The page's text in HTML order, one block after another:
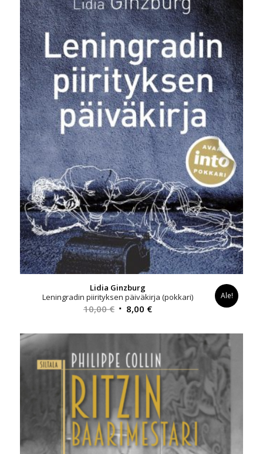
Lidia Ginzburg
Leningradin piirityksen päiväkirja (pokkari)
10,00€ Alkuperäinen
oli:
10,00 €.
8,00 €Nykyinen
on:
8,00 €.
Ale!